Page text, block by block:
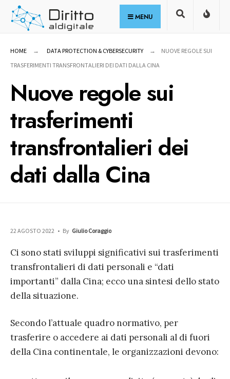
Skip
MENU
HOME DATA PROTECTION & CYBERSECURITY
NUOVE REGOLE SUI
TRASFERIMENTI TRANSFRONTALIERI DEI DATI DALLA CINA
Nuove regole sui
trasferimenti
transfrontalieri dei
dati dalla Cina
22 AGOSTO 2022 • By Giulio Coraggio
Ci sono stati sviluppi significativi sui trasferimenti
transfrontalieri di dati personali e “dati
importanti” dalla Cina; ecco una sintesi dello stato
della situazione.
Secondo l’attuale quadro normativo, per
trasferire o accedere ai dati personali al di fuori
della Cina continentale, le organizzazioni devono: